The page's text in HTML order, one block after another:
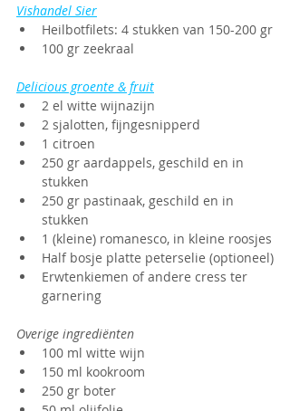
Vishandel Sier
Heilbotfilets: 4 stukken van 150-200 gr
100 gr zeekraal
Delicious groente & fruit
2 el witte wijnazijn
2 sjalotten, fijngesnipperd
1 citroen
250 gr aardappels, geschild en in
stukken
250 gr pastinaak, geschild en in
stukken
1 (kleine) romanesco, in kleine roosjes
Half bosje platte peterselie (optioneel)
Erwtenkiemen of andere cress ter
garnering
Overige ingrediënten
100 ml witte wijn
150 ml kookroom
250 gr boter